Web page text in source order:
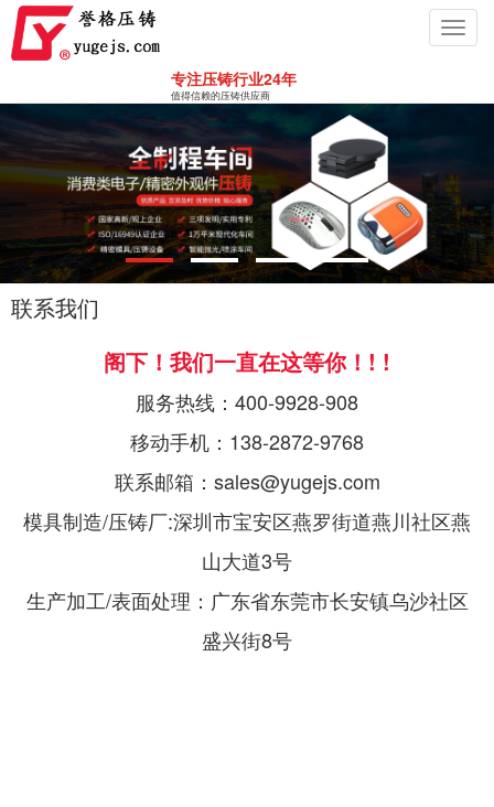
专注压铸行业24年
值得信赖的压铸供应商
联系我们
阁下！我们一直在这等你！! !
服务热线：400-9928-908
移动手机：138-2872-9768
联系邮箱：sales@yugejs.com
模具制造/压铸厂:深圳市宝安区燕罗街道燕川社区燕
山大道3号
生产加工/表面处理：广东省东莞市长安镇乌沙社区
盛兴街8号